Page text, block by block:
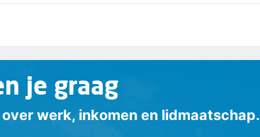
je graag
werk, inkomen en lidmaatschap.